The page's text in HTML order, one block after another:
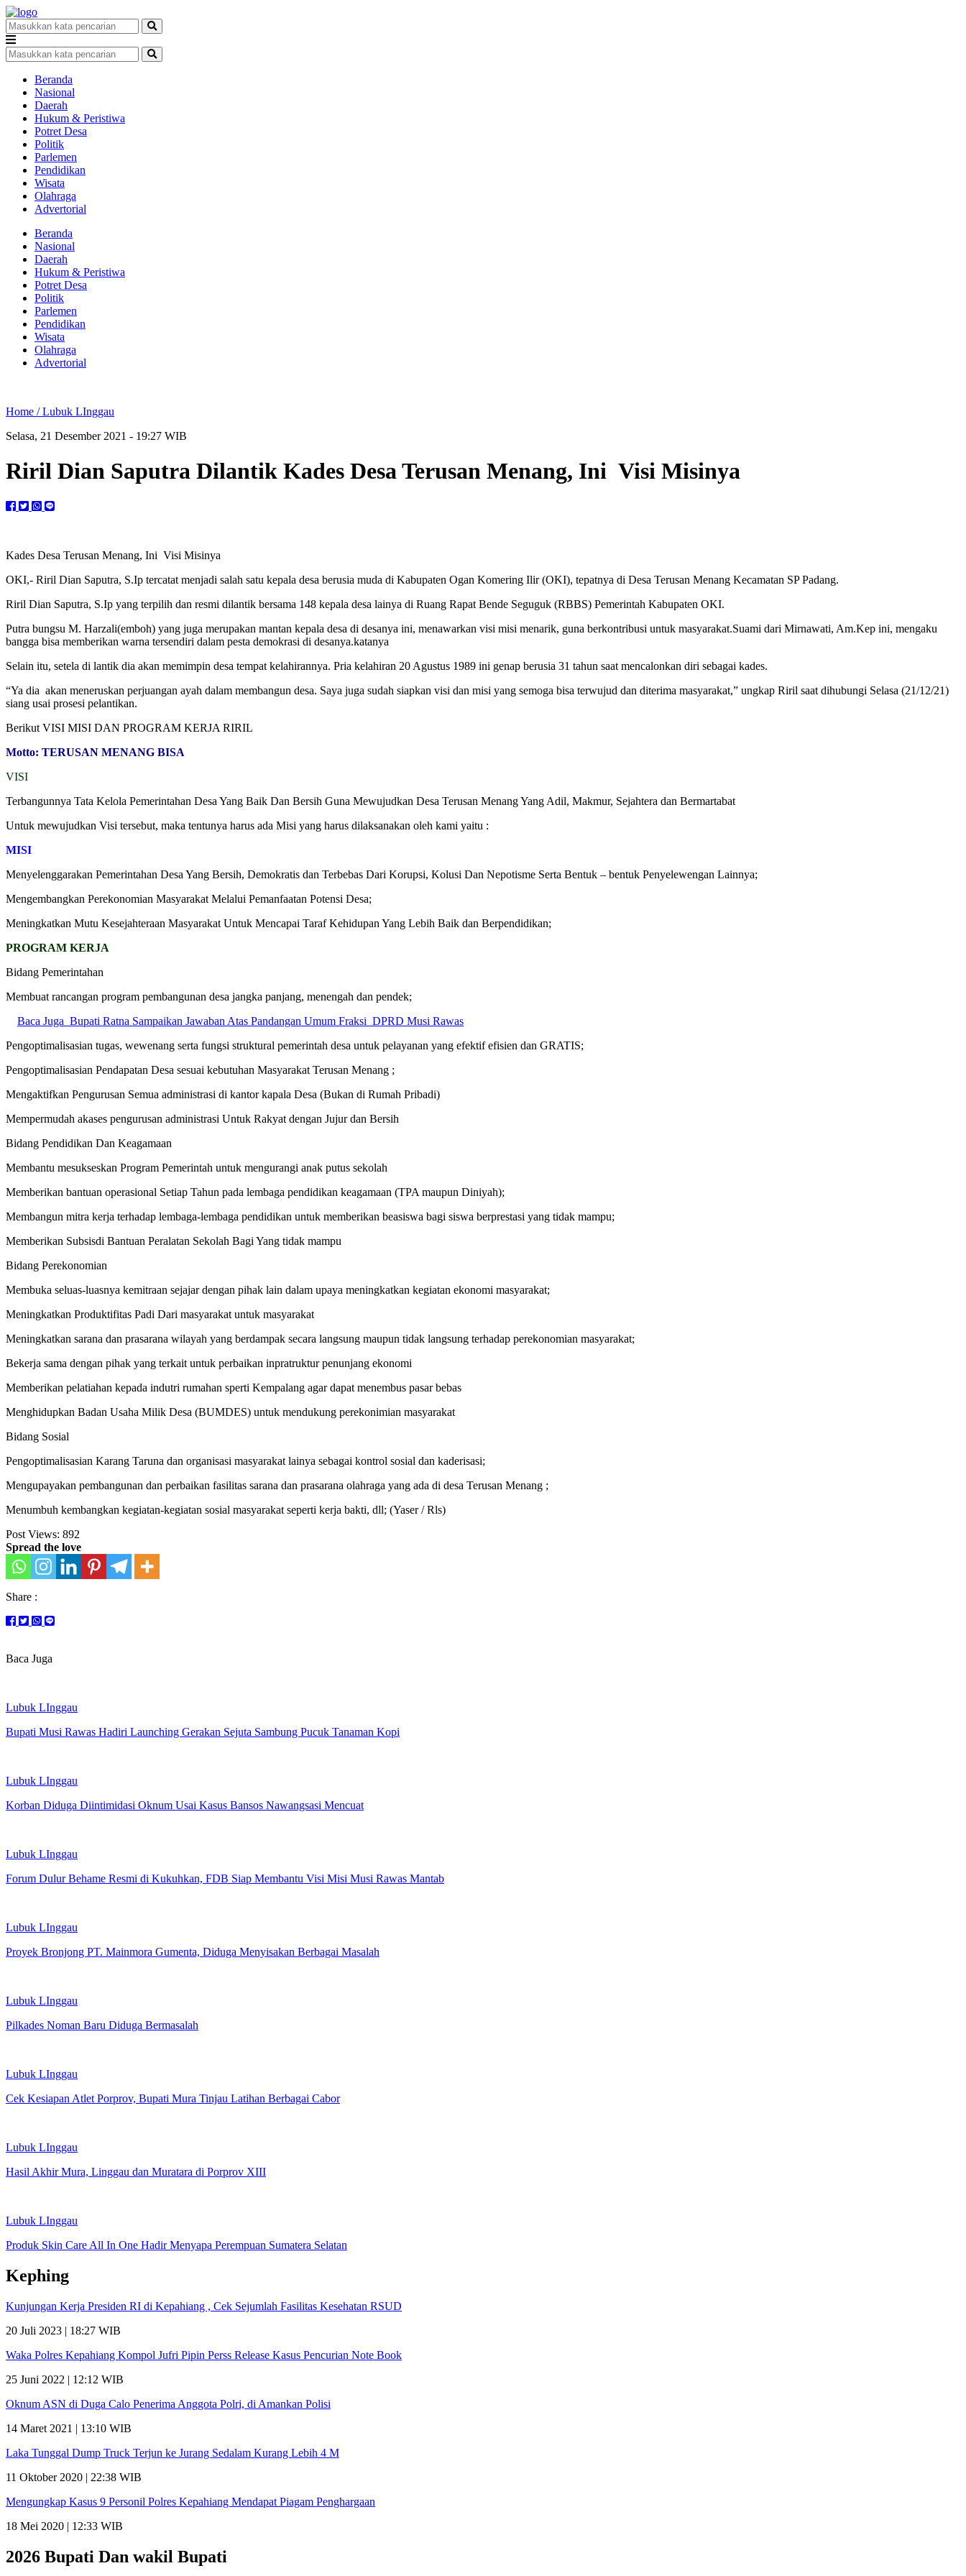
Beranda
Nasional
Daerah
Hukum & Peristiwa
Potret Desa
Politik
Parlemen
Pendidikan
Wisata
Olahraga
Advertorial
Beranda
Nasional
Daerah
Hukum & Peristiwa
Potret Desa
Politik
Parlemen
Pendidikan
Wisata
Olahraga
Advertorial
Home /Lubuk LInggau
Selasa, 21 Desember 2021 - 19:27 WIB
Riril Dian Saputra Dilantik Kades Desa Terusan Menang, Ini Visi Misinya
Kades Desa Terusan Menang, Ini Visi Misinya
OKI,- Riril Dian Saputra, S.Ip tercatat menjadi salah satu kepala desa berusia muda di Kabupaten Ogan Komering Ilir (OKI), tepatnya di Desa Terusan Menang Kecamatan SP Padang.
Riril Dian Saputra, S.Ip yang terpilih dan resmi dilantik bersama 148 kepala desa lainya di Ruang Rapat Bende Seguguk (RBBS) Pemerintah Kabupaten OKI.
Putra bungsu M. Harzali(emboh) yang juga merupakan mantan kepala desa di desanya ini, menawarkan visi misi menarik, guna berkontribusi untuk masyarakat.Suami dari Mirnawati, Am.Kep ini, mengaku
bangga bisa memberikan warna tersendiri dalam pesta demokrasi di desanya.katanya
Selain itu, setela di lantik dia akan memimpin desa tempat kelahirannya. Pria kelahiran 20 Agustus 1989 ini genap berusia 31 tahun saat mencalonkan diri sebagai kades.
“Ya dia akan meneruskan perjuangan ayah dalam membangun desa. Saya juga sudah siapkan visi dan misi yang semoga bisa terwujud dan diterima masyarakat,” ungkap Riril saat dihubungi Selasa (21/12/21)
siang usai prosesi pelantikan.
Berikut VISI MISI DAN PROGRAM KERJA RIRIL
Motto: TERUSAN MENANG BISA
VISI
Terbangunnya Tata Kelola Pemerintahan Desa Yang Baik Dan Bersih Guna Mewujudkan Desa Terusan Menang Yang Adil, Makmur, Sejahtera dan Bermartabat
Untuk mewujudkan Visi tersebut, maka tentunya harus ada Misi yang harus dilaksanakan oleh kami yaitu :
MISI
Menyelenggarakan Pemerintahan Desa Yang Bersih, Demokratis dan Terbebas Dari Korupsi, Kolusi Dan Nepotisme Serta Bentuk – bentuk Penyelewengan Lainnya;
Mengembangkan Perekonomian Masyarakat Melalui Pemanfaatan Potensi Desa;
Meningkatkan Mutu Kesejahteraan Masyarakat Untuk Mencapai Taraf Kehidupan Yang Lebih Baik dan Berpendidikan;
PROGRAM KERJA
Bidang Pemerintahan
Membuat rancangan program pembangunan desa jangka panjang, menengah dan pendek;
Baca Juga Bupati Ratna Sampaikan Jawaban Atas Pandangan Umum Fraksi DPRD Musi Rawas
Pengoptimalisasian tugas, wewenang serta fungsi struktural pemerintah desa untuk pelayanan yang efektif efisien dan GRATIS;
Pengoptimalisasian Pendapatan Desa sesuai kebutuhan Masyarakat Terusan Menang ;
Mengaktifkan Pengurusan Semua administrasi di kantor kapala Desa (Bukan di Rumah Pribadi)
Mempermudah akases pengurusan administrasi Untuk Rakyat dengan Jujur dan Bersih
Bidang Pendidikan Dan Keagamaan
Membantu mesukseskan Program Pemerintah untuk mengurangi anak putus sekolah
Memberikan bantuan operasional Setiap Tahun pada lembaga pendidikan keagamaan (TPA maupun Diniyah);
Membangun mitra kerja terhadap lembaga-lembaga pendidikan untuk memberikan beasiswa bagi siswa berprestasi yang tidak mampu;
Memberikan Subsisdi Bantuan Peralatan Sekolah Bagi Yang tidak mampu
Bidang Perekonomian
Membuka seluas-luasnya kemitraan sejajar dengan pihak lain dalam upaya meningkatkan kegiatan ekonomi masyarakat;
Meningkatkan Produktifitas Padi Dari masyarakat untuk masyarakat
Meningkatkan sarana dan prasarana wilayah yang berdampak secara langsung maupun tidak langsung terhadap perekonomian masyarakat;
Bekerja sama dengan pihak yang terkait untuk perbaikan inpratruktur penunjang ekonomi
Memberikan pelatiahan kepada indutri rumahan sperti Kempalang agar dapat menembus pasar bebas
Menghidupkan Badan Usaha Milik Desa (BUMDES) untuk mendukung perekonimian masyarakat
Bidang Sosial
Pengoptimalisasian Karang Taruna dan organisasi masyarakat lainya sebagai kontrol sosial dan kaderisasi;
Mengupayakan pembangunan dan perbaikan fasilitas sarana dan prasarana olahraga yang ada di desa Terusan Menang ;
Menumbuh kembangkan kegiatan-kegiatan sosial masyarakat seperti kerja bakti, dll; (Yaser / Rls)
Post Views: 892
Spread the love
Share :
Baca Juga
Lubuk LInggau
Bupati Musi Rawas Hadiri Launching Gerakan Sejuta Sambung Pucuk Tanaman Kopi
Lubuk LInggau
Korban Diduga Diintimidasi Oknum Usai Kasus Bansos Nawangsasi Mencuat
Lubuk LInggau
Forum Dulur Behame Resmi di Kukuhkan, FDB Siap Membantu Visi Misi Musi Rawas Mantab
Lubuk LInggau
Proyek Bronjong PT. Mainmora Gumenta, Diduga Menyisakan Berbagai Masalah
Lubuk LInggau
Pilkades Noman Baru Diduga Bermasalah
Lubuk LInggau
Cek Kesiapan Atlet Porprov, Bupati Mura Tinjau Latihan Berbagai Cabor
Lubuk LInggau
Hasil Akhir Mura, Linggau dan Muratara di Porprov XIII
Lubuk LInggau
Produk Skin Care All In One Hadir Menyapa Perempuan Sumatera Selatan
Kephing
Kunjungan Kerja Presiden RI di Kepahiang , Cek Sejumlah Fasilitas Kesehatan RSUD
20 Juli 2023 | 18:27 WIB
Waka Polres Kepahiang Kompol Jufri Pipin Perss Release Kasus Pencurian Note Book
25 Juni 2022 | 12:12 WIB
Oknum ASN di Duga Calo Penerima Anggota Polri, di Amankan Polisi
14 Maret 2021 | 13:10 WIB
Laka Tunggal Dump Truck Terjun ke Jurang Sedalam Kurang Lebih 4 M
11 Oktober 2020 | 22:38 WIB
Mengungkap Kasus 9 Personil Polres Kepahiang Mendapat Piagam Penghargaan
18 Mei 2020 | 12:33 WIB
2026 Bupati Dan wakil Bupati